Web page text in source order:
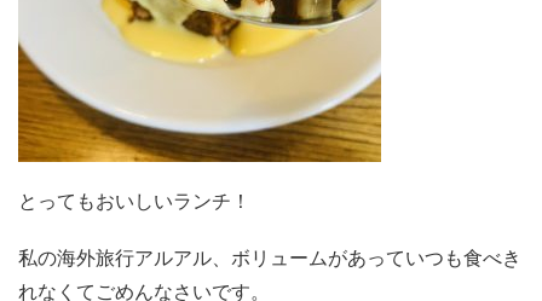
とってもおいしいランチ！
私の海外旅行アルアル、ボリュームがあっていつも食べき
れなくてごめんなさいです。